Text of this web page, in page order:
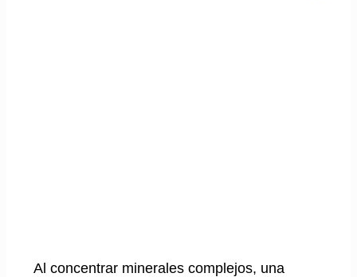
Al concentrar minerales complejos, una